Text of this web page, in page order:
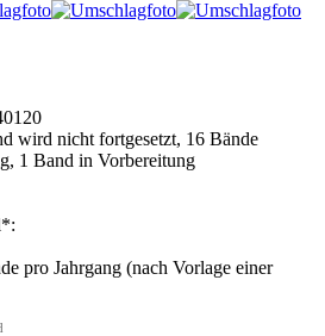
wird nicht fortgesetzt, 16 Bände
1 Band in Vorbereitung
pro Jahrgang (nach Vorlage einer